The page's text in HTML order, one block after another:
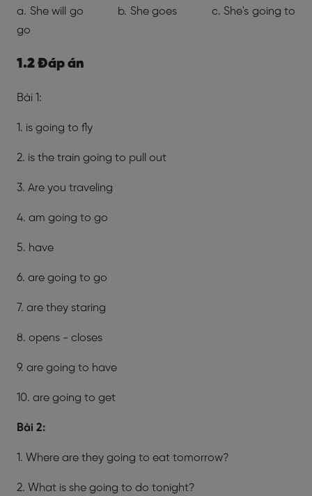
a. She will go b. She goes c. She's going to
go
1.2 Đáp án
Bài 1:
1. is going to fly
2. is the train going to pull out
3. Are you traveling
4. am going to go
5. have
6. are going to go
7. are they staring
8. opens - closes
9. are going to have
10. are going to get
Bài 2:
1. Where are they going to eat tomorrow?
2. What is she going to do tonight?